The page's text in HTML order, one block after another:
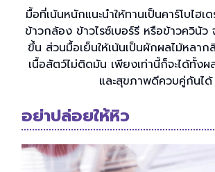
มื้อที่เน้นหนักแนะนำให้ทานเป็นคาร์โบไฮ
ข้าวกล้อง ข้าวไรซ์เบอร์รี หรือข้าวควินัว
ขึ้น ส่วนมื้อเย็นให้เน้นเป็นผักผลไม้หลาก
เนื้อสัตว์ไม่ติดมัน เพียงเท่านี้ก็จะได้ทั้ง
และสุขภาพดีควบคู่กันได้
อย่าปล่อยให้หิว